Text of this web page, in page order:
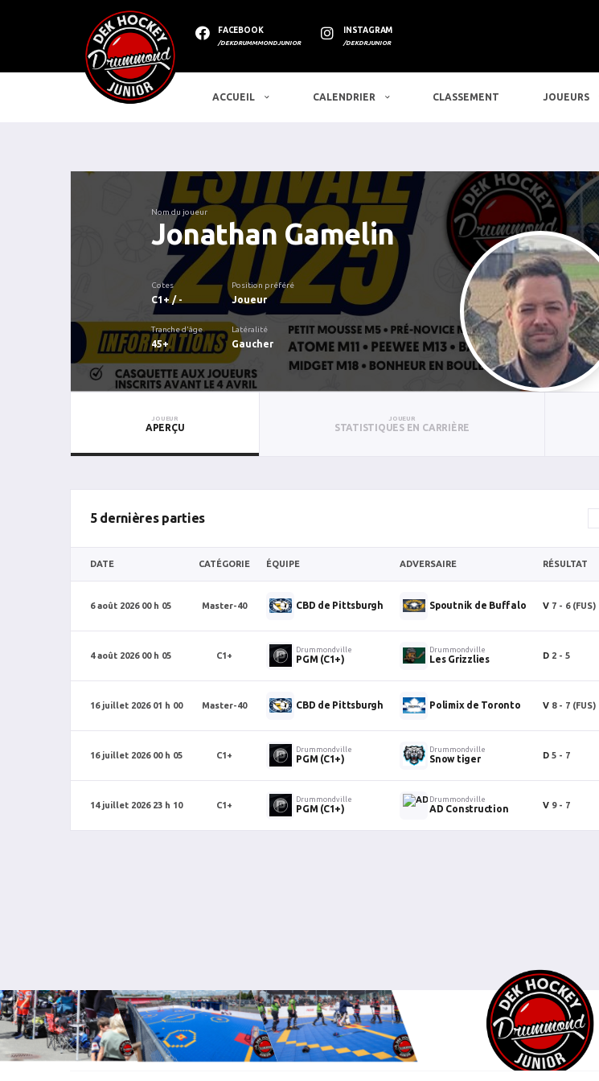
FACEBOOK
/DEKDRUMMMONDJUNIOR
INSTAGRAM
/DEKDRJUNIOR
ACCUEIL CALENDRIER CLASSEMENT JOUEURS
Nom du joueur
Jonathan Gamelin
Cotes
C1+ / -
Position préféré
Joueur
Tranche d'âge
45+
Latéralité
Gaucher
JOUEUR
APERÇU
JOUEUR
STATISTIQUES EN CARRIÈRE
5 dernières parties
DATE CATÉGORIE ÉQUIPE ADVERSAIRE RÉSULTAT
6 août 2026 00 h 05 Master-40 CBD de Pittsburgh Spoutnik de Buffalo V 7 - 6 (FUS)
4 août 2026 00 h 05 C1+
Drummondville
PGM (C1+)
Drummondville
Les Grizzlies D 2 - 5
16 juillet 2026 01 h 00 Master-40 CBD de Pittsburgh Polimix de Toronto V 8 - 7 (FUS)
16 juillet 2026 00 h 05 C1+
Drummondville
PGM (C1+)
Drummondville
Snow tiger D 5 - 7
14 juillet 2026 23 h 10 C1+
Drummondville
PGM (C1+)
Drummondville
AD Construction V 9 - 7